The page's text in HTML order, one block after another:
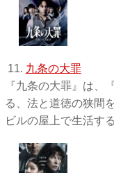
11. 九条の大罪
『九条の大罪』は、
る、法と道徳の狭間
ビルの屋上で生活す